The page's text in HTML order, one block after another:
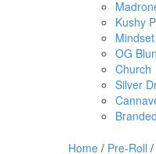
Kushy
OG
Church
Silver
Branded
Home / Pre-Roll /